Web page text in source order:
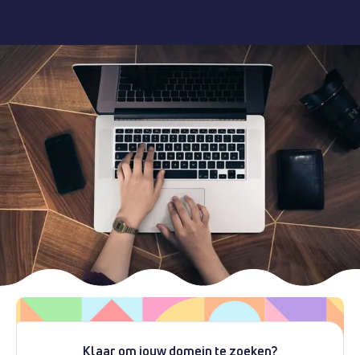
Klaar om jouw domein te zoeken?